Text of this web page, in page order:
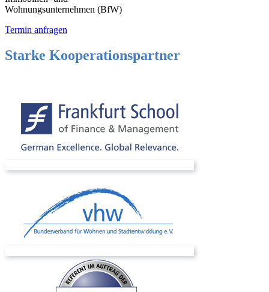
Wohnungsunternehmen (BfW)
Termin anfragen
Starke Kooperationspartner